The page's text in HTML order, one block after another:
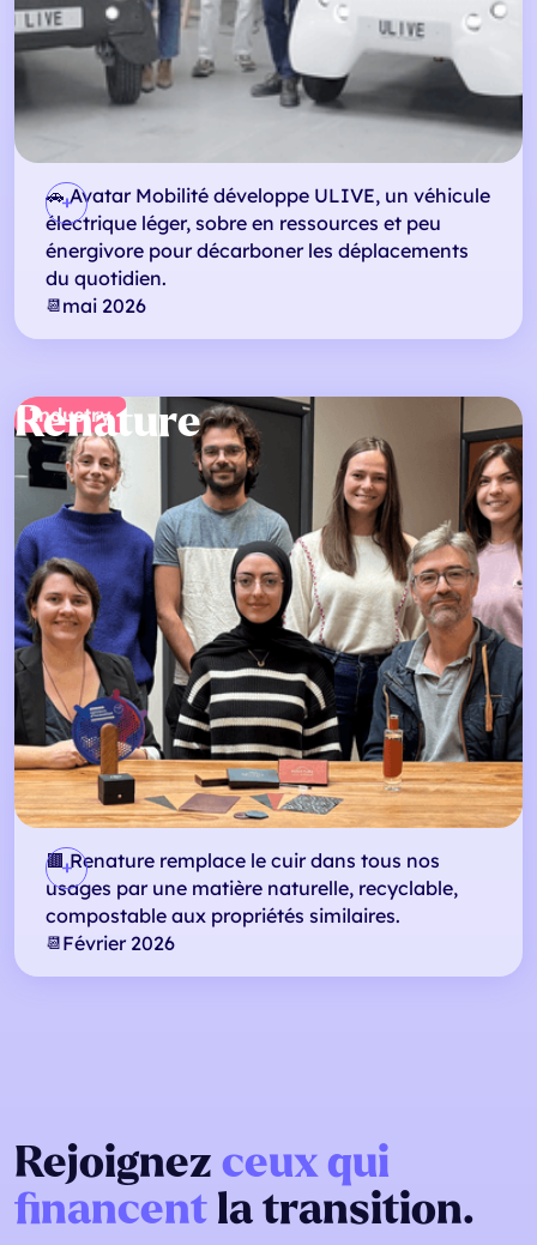
🚗 Avatar Mobilité développe ULIVE, un véhicule
électrique léger, sobre en ressources et peu
énergivore pour décarboner les déplacements
du quotidien.
📆mai 2026
Industry
Renature
🟫 Renature remplace le cuir dans tous nos
usages par une matière naturelle, recyclable,
compostable aux propriétés similaires.
📆Février 2026
Rejoignez ceux qui
financent la transition.